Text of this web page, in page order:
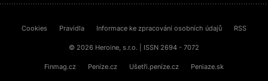
Cookies Pravidla Informace ke zpracování osobních údajů RSS
© 2026 Heroine, s.r.o. | ISSN 2694 - 7072
Finmag.cz Peníze.cz Ušetři.peníze.cz Peniaze.sk